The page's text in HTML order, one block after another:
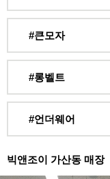
#큰모자
#롱벨트
#언더웨어
빅앤조이 가산동 매장